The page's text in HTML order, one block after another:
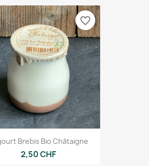
Brebis Bio Châtaigne
2,50 CHF
favorite_border